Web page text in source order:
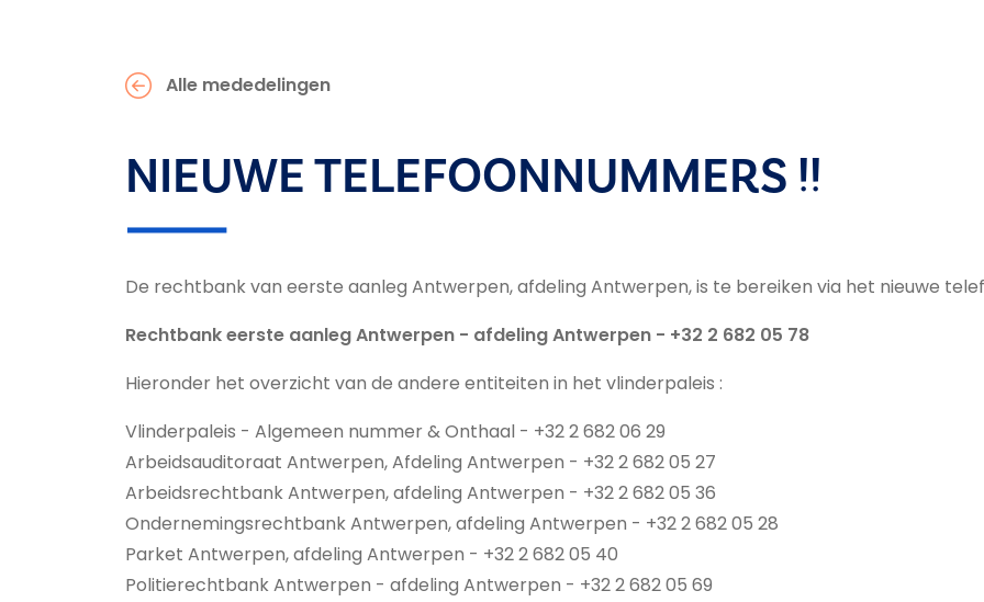
Alle mededelingen
NIEUWE TELEFOONNUMMERS !!
De rechtbank van eerste aanleg Antwerpen, afdeling Antwerpen, is te bereiken via het nieuwe
Rechtbank eerste aanleg Antwerpen - afdeling Antwerpen - +32 2 682 05 78
Hieronder het overzicht van de andere entiteiten in het vlinderpaleis :
Vlinderpaleis - Algemeen nummer & Onthaal - +32 2 682 06 29
Arbeidsauditoraat Antwerpen, Afdeling Antwerpen - +32 2 682 05 27
Arbeidsrechtbank Antwerpen, afdeling Antwerpen - +32 2 682 05 36
Ondernemingsrechtbank Antwerpen, afdeling Antwerpen - +32 2 682 05 28
Parket Antwerpen, afdeling Antwerpen - +32 2 682 05 40
Politierechtbank Antwerpen - afdeling Antwerpen - +32 2 682 05 69